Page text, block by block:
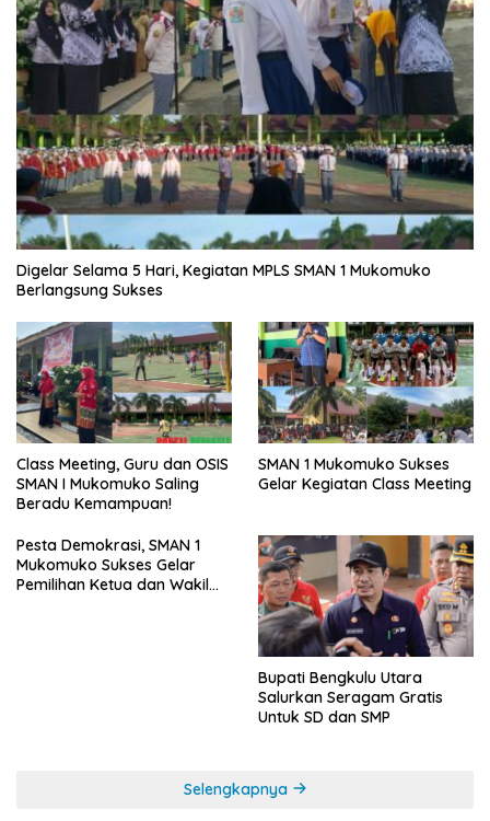
Digelar Selama 5 Hari, Kegiatan MPLS SMAN 1 Mukomuko
Berlangsung Sukses
Class Meeting, Guru dan OSIS
SMAN I Mukomuko Saling
Beradu Kemampuan!
SMAN 1 Mukomuko Sukses
Gelar Kegiatan Class Meeting
Pesta Demokrasi, SMAN 1
Mukomuko Sukses Gelar
Pemilihan Ketua dan Wakil
Bupati Bengkulu Utara
Salurkan Seragam Gratis
Untuk SD dan SMP
Selengkapnya